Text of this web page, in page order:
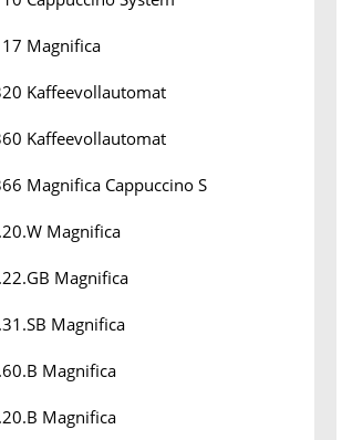
Magnifica
Kaffeevollautomat
Kaffeevollautomat
Magnifica Cappuccino S
Magnifica
Magnifica
Magnifica
Magnifica
Magnifica